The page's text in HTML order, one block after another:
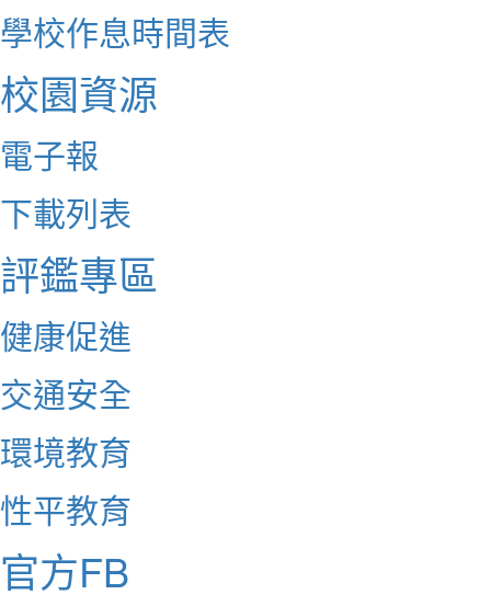
學校作息時間表
校園資源
電子報
下載列表
評鑑專區
健康促進
交通安全
環境教育
性平教育
官方FB